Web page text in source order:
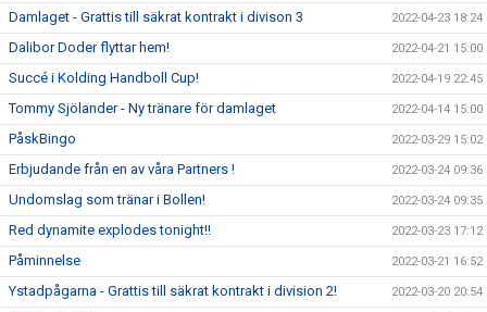
Damlaget - Grattis till säkrat kontrakt i divison 3 2022-04-23 18:24
Dalibor Doder flyttar hem! 2022-04-21 15:00
Succé i Kolding Handboll Cup! 2022-04-19 22:45
Tommy Sjölander - Ny tränare för damlaget 2022-04-14 15:00
PåskBingo 2022-03-29 15:02
Erbjudande från en av våra Partners ! 2022-03-24 09:36
Undomslag som tränar i Bollen! 2022-03-24 09:35
Red dynamite explodes tonight!! 2022-03-23 17:12
Påminnelse 2022-03-21 16:52
Ystadpågarna - Grattis till säkrat kontrakt i division 2! 2022-03-20 20:54